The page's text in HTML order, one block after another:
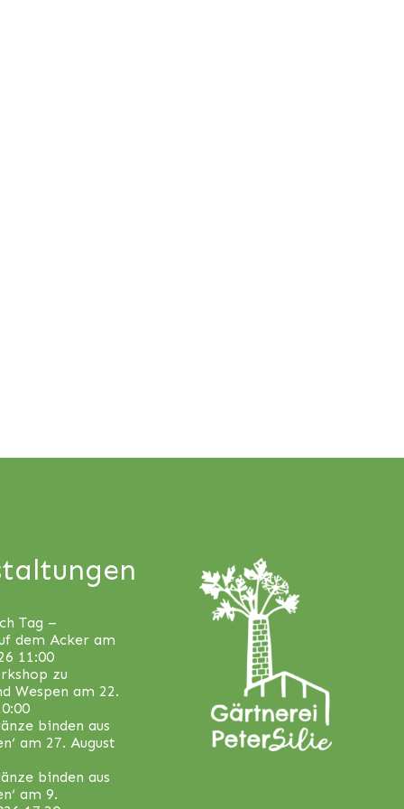
Tag –
dem Acker am
11:00
zu
Wespen am 22.
binden aus
am 27. August
binden aus
am 9.